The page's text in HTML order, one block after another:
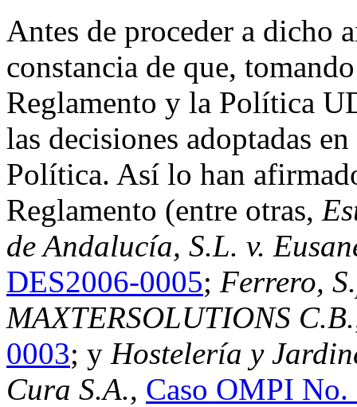
Antes de proceder a dicho
constancia de que,
Reglamento y la Política
las decisiones adoptadas
Política. Así lo han
Reglamento (entre otras,
de Andalucía, S.L. v.
DES2006-0005; Ferrero,
MAXTERSOLUTIONS C.B.
0003; y Hostelería y
Cura S.A., Caso OMPI